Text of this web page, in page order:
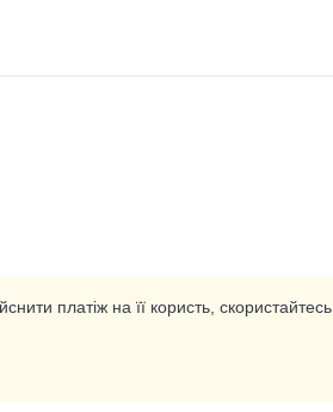
платіж на її користь, скористайтесь